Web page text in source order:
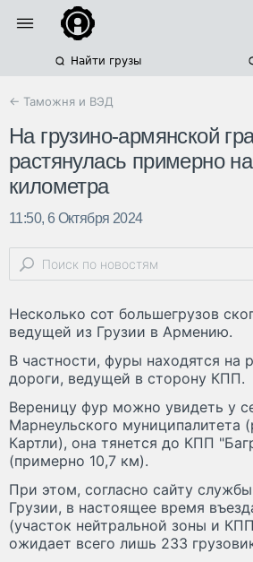
Найти грузы
← Таможня и ВЭД
На грузино-армянской
растянулась примерно
километра
11:50, 6 Октября 2024
Несколько сот большегрузов
ведущей из Грузии в Армению.
В частности, фуры находятся на
дороги, ведущей в сторону КПП.
Вереницу фур можно увидеть у
Марнеульского муниципалитета
Картли), она тянется до КПП
(примерно 10,7 км).
При этом, согласно сайту
Грузии, в настоящее время
(участок нейтральной зоны и
ожидает всего лишь 233